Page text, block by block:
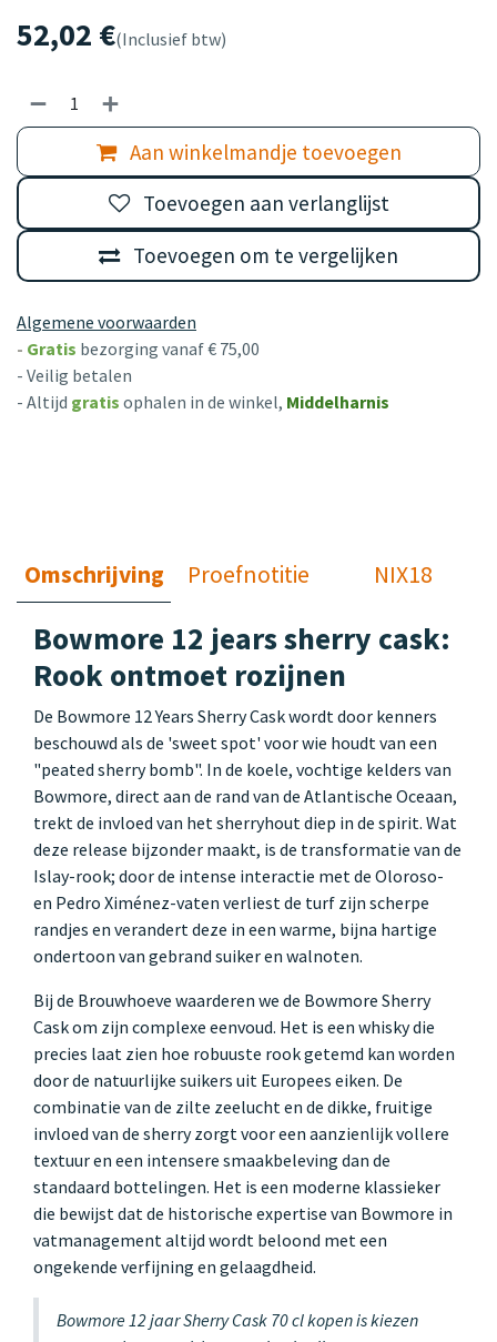
52,02 €(Inclusief btw)
Aan winkelmandje toevoegen
Toevoegen om te vergelijken
Toevoegen aan verlanglijst
Algemene voorwaarden
- Gratis bezorging vanaf € 75,00
- Veilig betalen
- Altijd gratis ophalen in de winkel, Middelharnis
Omschrijving Proefnotitie NIX18
Bowmore 12 jears sherry cask:
Rook ontmoet rozijnen
De Bowmore 12 Years Sherry Cask wordt door kenners
beschouwd als de 'sweet spot' voor wie houdt van een
"peated sherry bomb". In de koele, vochtige kelders van
Bowmore, direct aan de rand van de Atlantische Oceaan,
trekt de invloed van het sherryhout diep in de spirit. Wat
deze release bijzonder maakt, is de transformatie van de
Islay-rook; door de intense interactie met de Oloroso-
en Pedro Ximénez-vaten verliest de turf zijn scherpe
randjes en verandert deze in een warme, bijna hartige
ondertoon van gebrand suiker en walnoten.
Bij de Brouwhoeve waarderen we de Bowmore Sherry
Cask om zijn complexe eenvoud. Het is een whisky die
precies laat zien hoe robuuste rook getemd kan worden
door de natuurlijke suikers uit Europees eiken. De
combinatie van de zilte zeelucht en de dikke, fruitige
invloed van de sherry zorgt voor een aanzienlijk vollere
textuur en een intensere smaakbeleving dan de
standaard bottelingen. Het is een moderne klassieker
die bewijst dat de historische expertise van Bowmore in
vatmanagement altijd wordt beloond met een
ongekende verfijning en gelaagdheid.
Bowmore 12 jaar Sherry Cask 70 cl kopen is kiezen